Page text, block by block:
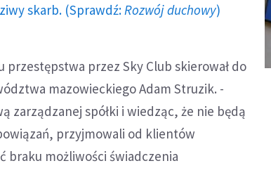
skarb. (Sprawdź: Rozwój duchowy)
przez Sky Club skierował do
mazowieckiego Adam Struzik. -
zarządzanej spółki i wiedząc, że nie będą
przyjmowali od klientów
braku możliwości świadczenia